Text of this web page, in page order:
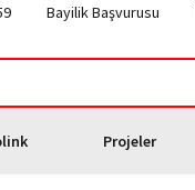
Bayilik Başvurusu
Projeler